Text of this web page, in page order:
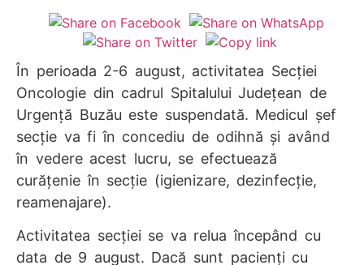
În perioada 2-6 august, activitatea Secţiei
Oncologie din cadrul Spitalului Judeţean de
Urgenţă Buzău este suspendată. Medicul şef
secţie va fi în concediu de odihnă şi având
în vedere acest lucru, se efectuează
curăţenie în secţie (igienizare, dezinfecţie,
reamenajare).
Activitatea secţiei se va relua începând cu
data de 9 august. Dacă sunt pacienţi cu